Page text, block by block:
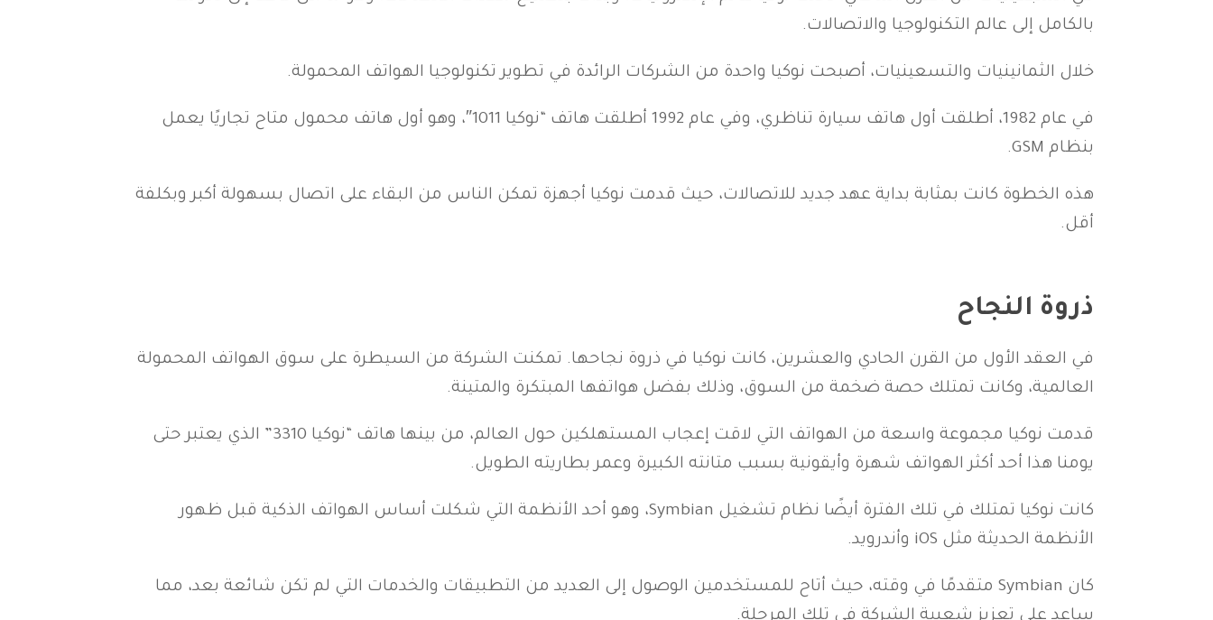
بالكامل إلى عالم التكنولوجيا والاتصالات.
خلال الثمانينيات والتسعينيات، أصبحت نوكيا واحدة من الشركات الرائدة في تطوير تكنولوجيا الهواتف المحمولة.
في عام 1982، أطلقت أول هاتف سيارة تناظري، وفي عام 1992 أطلقت هاتف “نوكيا 1011″، وهو أول هاتف محمول متاح تجاريًا يعمل
بنظام GSM.
هذه الخطوة كانت بمثابة بداية عهد جديد للاتصالات، حيث قدمت نوكيا أجهزة تمكن الناس من البقاء على اتصال بسهولة أكبر وبكلفة
أقل.
ذروة النجاح
في العقد الأول من القرن الحادي والعشرين، كانت نوكيا في ذروة نجاحها. تمكنت الشركة من السيطرة على سوق الهواتف المحمولة
العالمية، وكانت تمتلك حصة ضخمة من السوق، وذلك بفضل هواتفها المبتكرة والمتينة.
قدمت نوكيا مجموعة واسعة من الهواتف التي لاقت إعجاب المستهلكين حول العالم، من بينها هاتف “نوكيا 3310” الذي يعتبر حتى
يومنا هذا أحد أكثر الهواتف شهرة وأيقونية بسبب متانته الكبيرة وعمر بطاريته الطويل.
كانت نوكيا تمتلك في تلك الفترة أيضًا نظام تشغيل Symbian، وهو أحد الأنظمة التي شكلت أساس الهواتف الذكية قبل ظهور
الأنظمة الحديثة مثل iOS وأندرويد.
كان Symbian متقدمًا في وقته، حيث أتاح للمستخدمين الوصول إلى العديد من التطبيقات والخدمات التي لم تكن شائعة بعد، مما
ساعد على تعزيز شعبية الشركة في تلك المرحلة.